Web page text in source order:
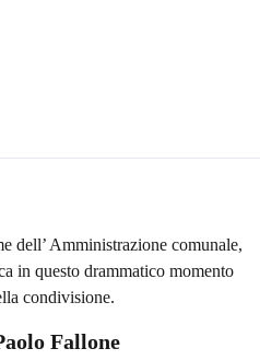
dell’ Amministrazione comunale,
in questo drammatico momento
condivisione.
Fallone